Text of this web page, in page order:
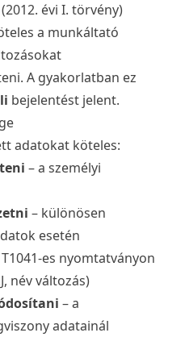
évi I. törvény)
a munkáltató
A gyakorlatban ez
bejelentést jelent.
adatokat köteles:
– a személyi
– különösen
esetén
T1041-es nyomtatványon
név változás)
– a
adatainál